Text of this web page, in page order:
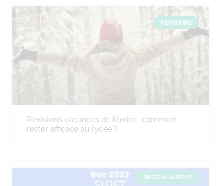
RÉVISIONS
Révisions vacances de février : comment
rester efficace au lycée ?
BACCALAURÉAT